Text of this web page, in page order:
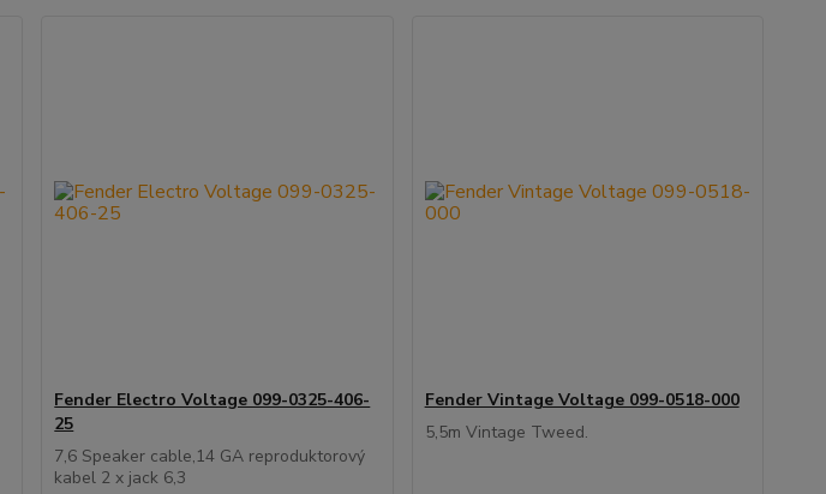
Fender Electro Voltage 099-0325-406-
25
7,6 Speaker cable,14 GA reproduktorový
kabel 2 x jack 6,3
Fender Vintage Voltage 099-0518-000
5,5m Vintage Tweed.